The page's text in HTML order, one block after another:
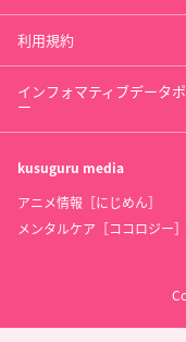
利用規約
インフォマティブデータ
ー
kusuguru media
アニメ情報［にじめん］
メンタルケア［ココロジー］